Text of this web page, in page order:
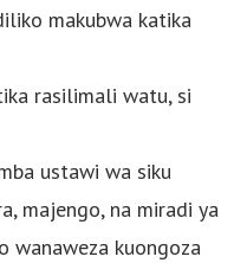
makubwa katika
rasilimali watu, si
ustawi wa siku
majengo, na miradi ya
wanaweza kuongoza